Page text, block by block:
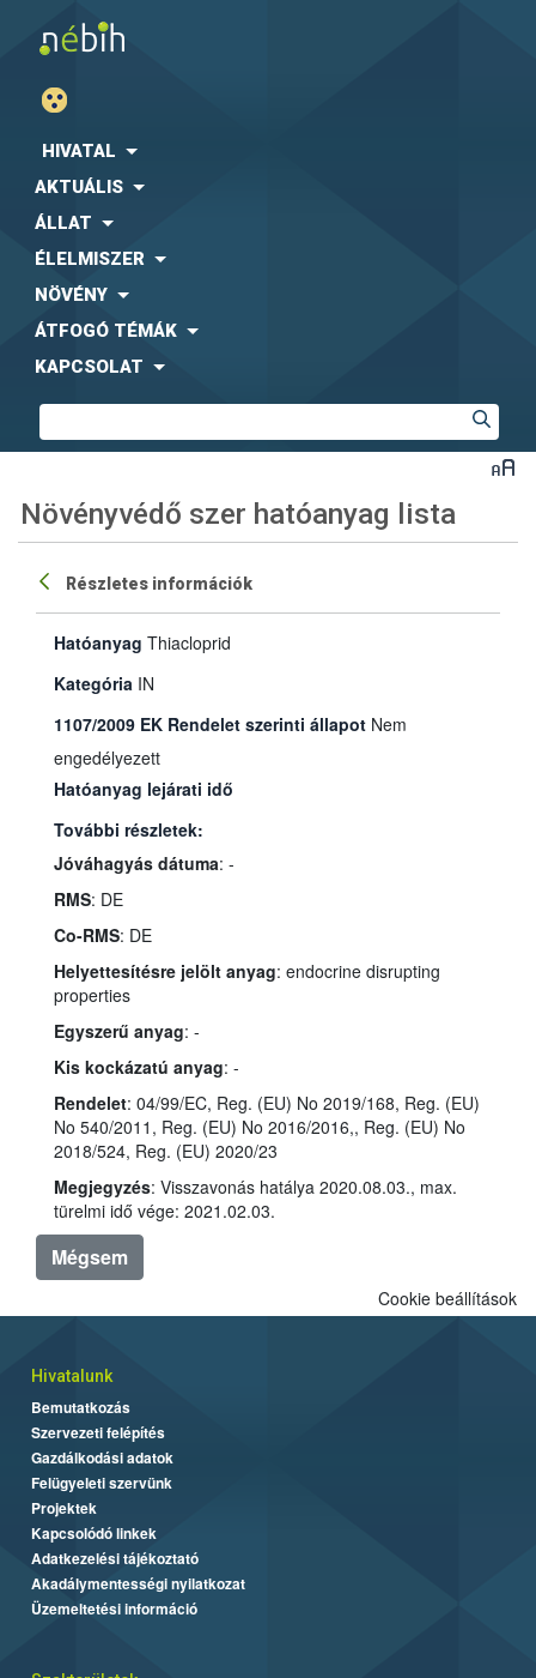
HIVATAL
AKTUÁLIS
ÁLLAT
ÉLELMISZER
NÖVÉNY
ÁTFOGÓ TÉMÁK
KAPCSOLAT
Növényvédő szer hatóanyag lista
Részletes információk
Hatóanyag Thiacloprid
Kategória IN
1107/2009 EK Rendelet szerinti állapot
engedélyezett
Hatóanyag lejárati idő
További részletek:
Jóváhagyás dátuma: -
RMS: DE
Co-RMS: DE
Helyettesítésre jelölt anyag: endocrine disrupting
properties
Egyszerű anyag: -
Kis kockázatú anyag: -
Rendelet: 04/99/EC, Reg. (EU) No 2019/168, Reg. (EU)
No 540/2011, Reg. (EU) No 2016/2016,, Reg. (EU) No
2018/524, Reg. (EU) 2020/23
Megjegyzés: Visszavonás hatálya 2020.08.03., max.
türelmi idő vége: 2021.02.03.
Mégsem
Cookie beállítások
Hivatalunk
Bemutatkozás
Szervezeti felépítés
Gazdálkodási adatok
Felügyeleti szervünk
Projektek
Kapcsolódó linkek
Adatkezelési tájékoztató
Akadálymentességi nyilatkozat
Üzemeltetési információ